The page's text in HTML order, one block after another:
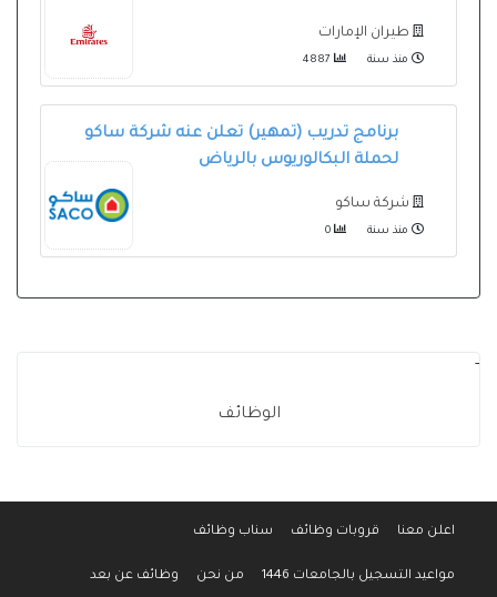
طيران الإمارات
منذ سنة
برنامج تدريب (تمهير) تعلن عنه شركة ساكو
لحملة البكالوريوس بالرياض
شركة ساكو
منذ سنة
-
الوظائف
اعلن معنا قروبات وظائف سناب وظائف
مواعيد التسجيل بالجامعات 1446 من نحن وظائف عن بعد